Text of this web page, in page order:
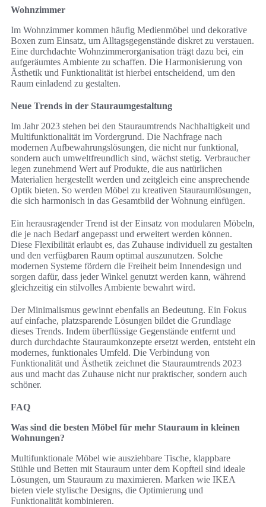
Wohnzimmer
Im Wohnzimmer kommen häufig Medienmöbel und dekorative
Boxen zum Einsatz, um Alltagsgegenstände diskret zu verstauen.
Eine durchdachte Wohnzimmerorganisation trägt dazu bei, ein
aufgeräumtes Ambiente zu schaffen. Die Harmonisierung von
Ästhetik und Funktionalität ist hierbei entscheidend, um den
Raum einladend zu gestalten.
Neue Trends in der Stauraumgestaltung
Im Jahr 2023 stehen bei den Stauraumtrends Nachhaltigkeit und
Multifunktionalität im Vordergrund. Die Nachfrage nach
modernen Aufbewahrungslösungen, die nicht nur funktional,
sondern auch umweltfreundlich sind, wächst stetig. Verbraucher
legen zunehmend Wert auf Produkte, die aus natürlichen
Materialien hergestellt werden und zeitgleich eine ansprechende
Optik bieten. So werden Möbel zu kreativen Stauraumlösungen,
die sich harmonisch in das Gesamtbild der Wohnung einfügen.
Ein herausragender Trend ist der Einsatz von modularen Möbeln,
die je nach Bedarf angepasst und erweitert werden können.
Diese Flexibilität erlaubt es, das Zuhause individuell zu gestalten
und den verfügbaren Raum optimal auszunutzen. Solche
modernen Systeme fördern die Freiheit beim Innendesign und
sorgen dafür, dass jeder Winkel genutzt werden kann, während
gleichzeitig ein stilvolles Ambiente bewahrt wird.
Der Minimalismus gewinnt ebenfalls an Bedeutung. Ein Fokus
auf einfache, platzsparende Lösungen bildet die Grundlage
dieses Trends. Indem überflüssige Gegenstände entfernt und
durch durchdachte Stauraumkonzepte ersetzt werden, entsteht ein
modernes, funktionales Umfeld. Die Verbindung von
Funktionalität und Ästhetik zeichnet die Stauraumtrends 2023
aus und macht das Zuhause nicht nur praktischer, sondern auch
schöner.
FAQ
Was sind die besten Möbel für mehr Stauraum in kleinen
Wohnungen?
Multifunktionale Möbel wie ausziehbare Tische, klappbare
Stühle und Betten mit Stauraum unter dem Kopfteil sind ideale
Lösungen, um Stauraum zu maximieren. Marken wie IKEA
bieten viele stylische Designs, die Optimierung und
Funktionalität kombinieren.